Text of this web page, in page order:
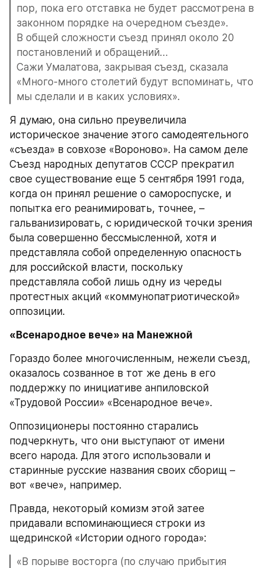
пор, пока его отставка не будет рассмотрена в
законном порядке на очередном съезде».
В общей сложности съезд принял около 20
постановлений и обращений…
Сажи Умалатова, закрывая съезд, сказала
«Много-много столетий будут вспоминать, что
мы сделали и в каких условиях».
Я думаю, она сильно преувеличила
историческое значение этого самодеятельного
«съезда» в совхозе «Вороново». На самом деле
Съезд народных депутатов СССР прекратил
свое существование еще 5 сентября 1991 года,
когда он принял решение о самороспуске, и
попытка его реанимировать, точнее, –
гальванизировать, с юридической точки зрения
была совершенно бессмысленной, хотя и
представляла собой определенную опасность
для российской власти, поскольку
представляла собой лишь одну из череды
протестных акций «коммунопатриотической»
оппозиции.
«Всенародное вече» на Манежной
Гораздо более многочисленным, нежели съезд,
оказалось созванное в тот же день в его
поддержку по инициативе анпиловской
«Трудовой России» «Всенародное вече».
Оппозиционеры постоянно старались
подчеркнуть, что они выступают от имени
всего народа. Для этого использовали и
старинные русские названия своих сборищ –
вот «вече», например.
Правда, некоторый комизм этой затее
придавали вспоминающиеся строки из
щедринской «Истории одного города»:
«В порыве восторга (по случаю прибытия